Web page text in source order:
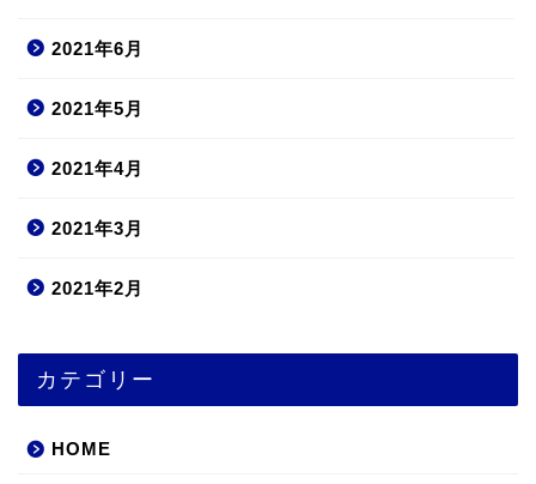
2021年6月
2021年5月
2021年4月
2021年3月
2021年2月
カテゴリー
HOME